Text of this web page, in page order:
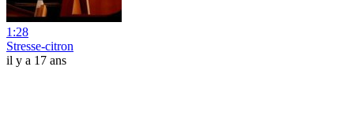
1:28
Stresse-citron
il y a 17 ans